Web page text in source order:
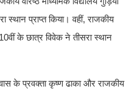
प्राप्त किया। वहीं, राजकीय
10वीं के छात्र विवेक ने तीसरा स्थान
के प्रवक्ता कृष्ण ढाका और राजकीय